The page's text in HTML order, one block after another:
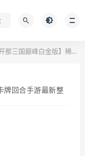
】稀有卡牌回合手游最新整理Linux手工服务端+安卓苹果双端
牌回合手游最新整